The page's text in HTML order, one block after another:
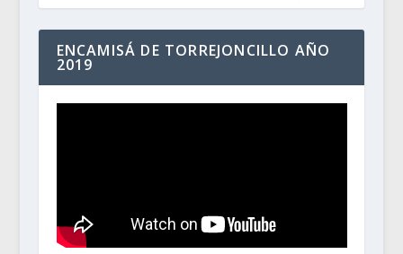
ENCAMISÁ DE TORREJONCILLO AÑO
2019